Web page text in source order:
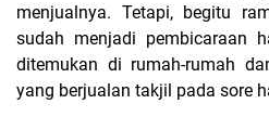
menjualnya. Tetapi, begitu
sudah menjadi pembicaraan
ditemukan di rumah-rumah
yang berjualan takjil pada sore